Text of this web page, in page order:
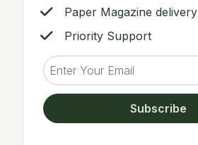
Paper Magazine delivery
Priority Support
Subscribe